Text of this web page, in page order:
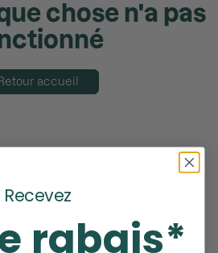
chose n'a pas
accueil
Recevez
rabais*